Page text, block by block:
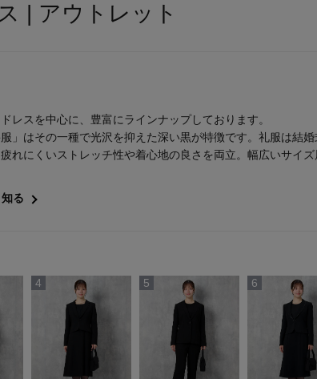
| アウトレット
レスを中心に、豊富にラインナップしております。
」はその一種で光沢を抑えた深い黒が特徴です。礼服は結
にくいストレッチ性や着心地の良さを両立。幅広いサイ
る
4 5 6